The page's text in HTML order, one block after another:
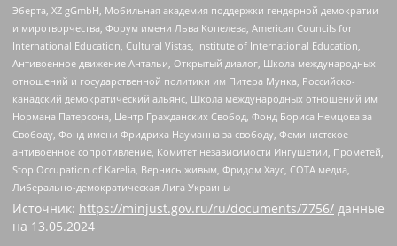
Эберта, XZ gGmbH, Мобильная академия поддержки гендерной демократии
и миротворчества, Форум имени Льва Копелева, American Councils for
International Education, Cultural Vistas, Institute of International Education,
Антивоенное движение Антальи, Открытый диалог, Школа международных
отношений и государственной политики им Питера Мунка, Российско-
канадский демократический альянс, Школа международных отношений им
Нормана Патерсона, Центр Гражданских Свобод, Фонд Бориса Немцова за
Свободу, Фонд имени Фридриха Науманна за свободу, Феминистское
антивоенное сопротивление, Комитет независимости Ингушетии, Прометей,
Stop Occupation of Karelia, Вернись живым, Фридом Хаус, СОТА медиа,
Либерально-демократическая Лига Украины
Источник: https://minjust.gov.ru/ru/documents/7756/ данные
на 13.05.2024